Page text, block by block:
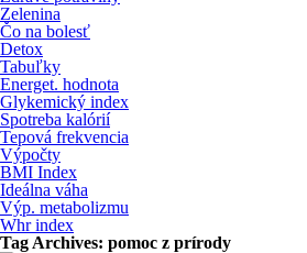
Zelenina
Čo na bolesť
Detox
Tabuľky
Energet. hodnota
Glykemický index
Spotreba kalórií
Tepová frekvencia
Výpočty
BMI Index
Ideálna váha
Výp. metabolizmu
Whr index
Tag Archives: pomoc z prírody